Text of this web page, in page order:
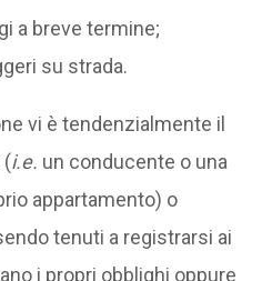
a breve termine;
su strada.
vi è tendenzialmente il
(i.e. un conducente o una
appartamento) o
tenuti a registrarsi ai
i propri obblighi oppure